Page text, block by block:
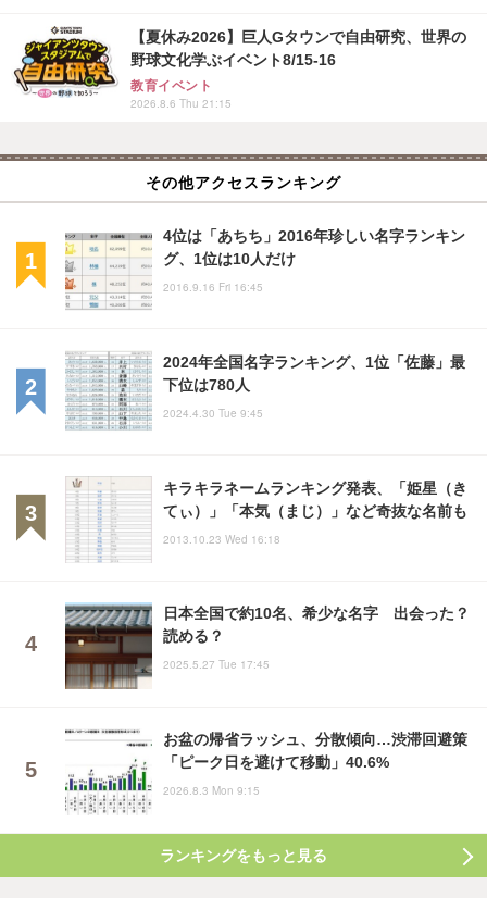
【夏休み2026】巨人Gタウンで自由研究、世界の
野球文化学ぶイベント8/15-16
教育イベント
2026.8.6 Thu 21:15
その他アクセスランキング
4位は「あちち」2016年珍しい名字ランキン
グ、1位は10人だけ
2016.9.16 Fri 16:45
2024年全国名字ランキング、1位「佐藤」最
下位は780人
2024.4.30 Tue 9:45
キラキラネームランキング発表、「姫星（き
てぃ）」「本気（まじ）」など奇抜な名前も
2013.10.23 Wed 16:18
日本全国で約10名、希少な名字 出会った？
読める？
2025.5.27 Tue 17:45
お盆の帰省ラッシュ、分散傾向…渋滞回避策
「ピーク日を避けて移動」40.6%
2026.8.3 Mon 9:15
ランキングをもっと見る